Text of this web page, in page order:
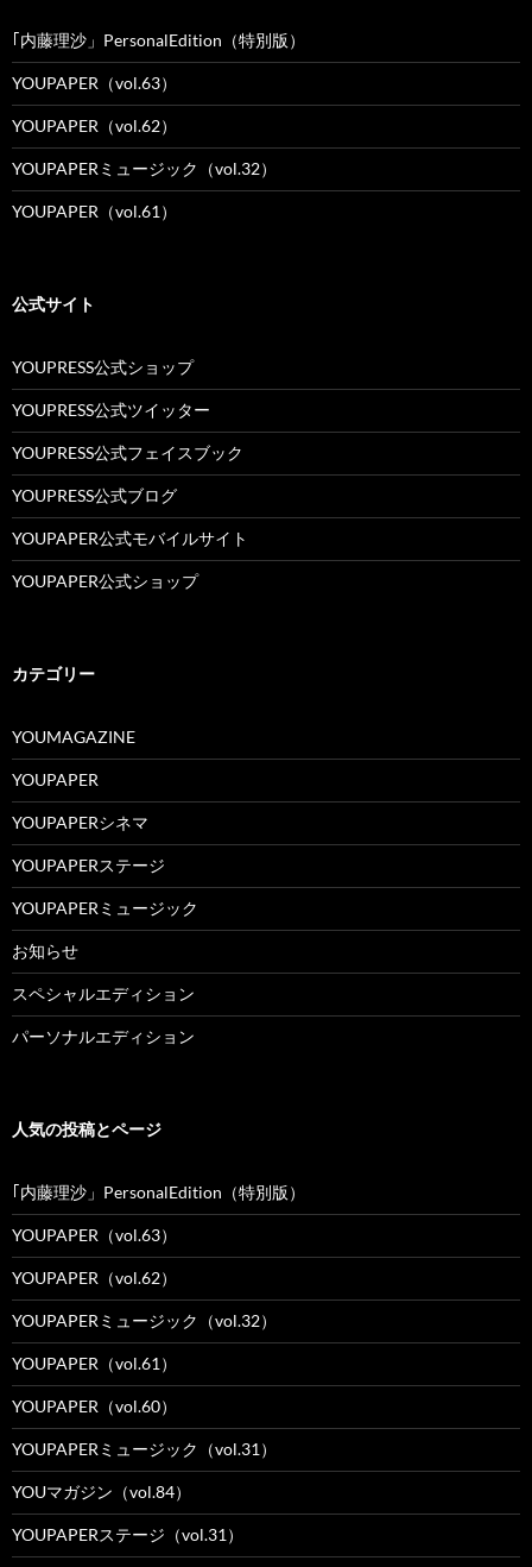
｢内藤理沙」PersonalEdition（特別版）
YOUPAPER（vol.63）
YOUPAPER（vol.62）
YOUPAPERミュージック（vol.32）
YOUPAPER（vol.61）
公式サイト
YOUPRESS公式ショップ
YOUPRESS公式ツイッター
YOUPRESS公式フェイスブック
YOUPRESS公式ブログ
YOUPAPER公式モバイルサイト
YOUPAPER公式ショップ
カテゴリー
YOUMAGAZINE
YOUPAPER
YOUPAPERシネマ
YOUPAPERステージ
YOUPAPERミュージック
お知らせ
スペシャルエディション
パーソナルエディション
人気の投稿とページ
｢内藤理沙」PersonalEdition（特別版）
YOUPAPER（vol.63）
YOUPAPER（vol.62）
YOUPAPERミュージック（vol.32）
YOUPAPER（vol.61）
YOUPAPER（vol.60）
YOUPAPERミュージック（vol.31）
YOUマガジン（vol.84）
YOUPAPERステージ（vol.31）